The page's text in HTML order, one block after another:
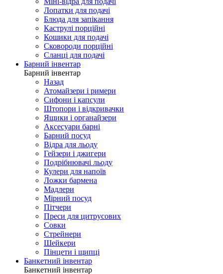
Лопатки для подачі
Блюда для запікання
Каструлі порційні
Кошики для подачі
Сковороди порційні
Сланці для подачі
Барний інвентар
Барний інвентар
Назад
Атомайзери і римери
Сифони і капсули
Штопори і відкривачки
Ящики і органайзери
Аксесуари барні
Барний посуд
Відра для льоду
Гейзери і джигери
Подрібнювачі льоду
Кулери для напоїв
Ложки бармена
Мадлери
Мірний посуд
Пітчери
Преси для цитрусових
Совки
Стрейнери
Шейкери
Пінцети і щипці
Банкетний інвентар
Банкетний інвентар